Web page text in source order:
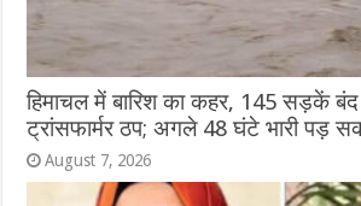
हिमाचल में बारिश का कहर, 145 सड़कें
ट्रांसफार्मर ठप; अगले 48 घंटे भारी पड़
August 7, 2026